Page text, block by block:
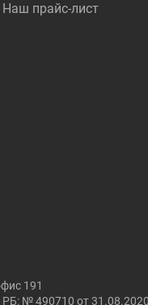
Наш прайс-лист
191
№ 490710 от 31.08.2020